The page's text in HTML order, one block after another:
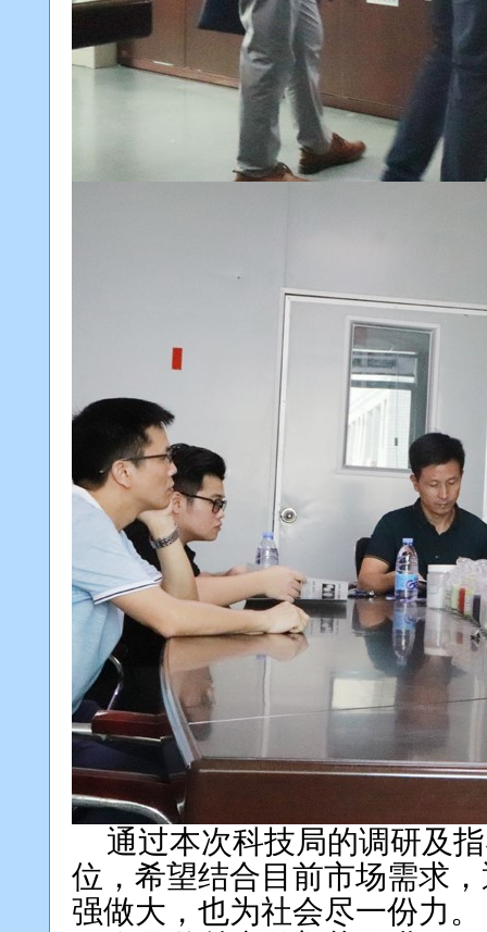
通过本次科技局的调研及
位，希望结合目前市场需求
强做大，也为社会尽一份力。